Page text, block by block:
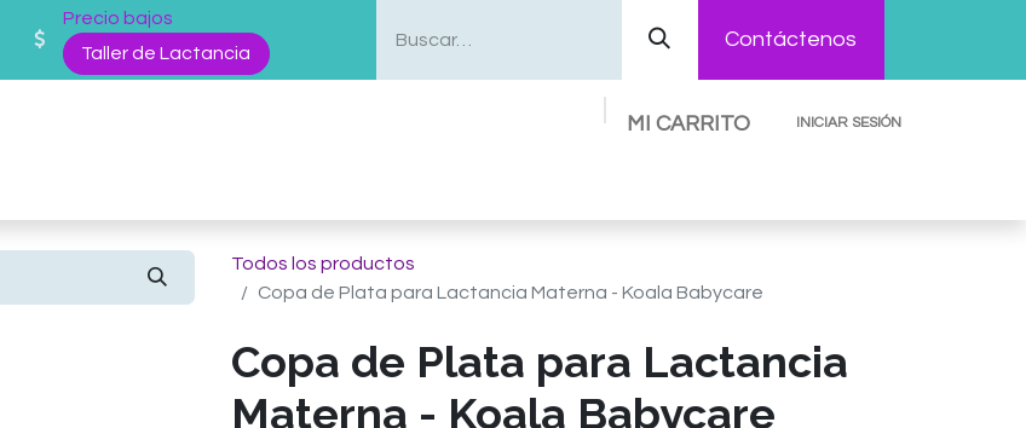
Precio bajos
Taller de Lactancia
Contáctenos
MI CARRITO INICIAR SESIÓN
Todos los productos
Copa de Plata para Lactancia Materna - Koala Babycare
Copa de Plata para Lactancia
Materna - Koala Babycare